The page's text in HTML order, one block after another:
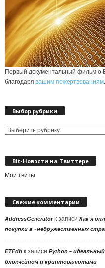
Первый документальный фильм о
благодаря вашим пожертвованиям
Выбор рубрики
Выбор
Bit•Новости на Твиттере
Мои твиты
Свежие комментарии
AddressGeneratorк записи Как я
покупки в «недружественных
ETFdb к записи Python –
блокчейном и криптовалютами